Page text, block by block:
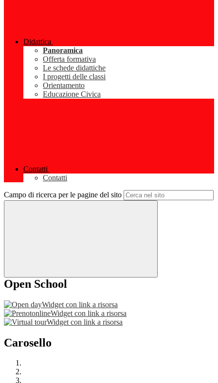
Didattica
Panoramica
Offerta formativa
Le schede didattiche
I progetti delle classi
Orientamento
Educazione Civica
Contatti
Contatti
Campo di ricerca per le pagine del sito
Open School
Widget con link a risorsa
Widget con link a risorsa
Widget con link a risorsa
Carosello